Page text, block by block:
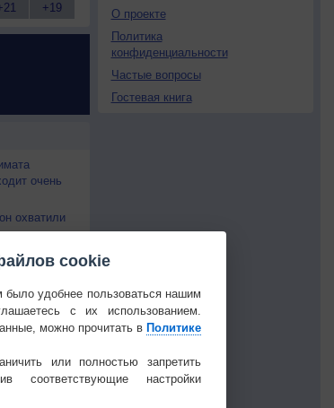
+19
очень
охватили
Осадки
О проекте
Политика
конфиденциальности
Частые вопросы
Гостевая книга
cookie
удобнее пользоваться нашим
с их использованием.
можно прочитать в Политике
или полностью запретить
соответствующие настройки